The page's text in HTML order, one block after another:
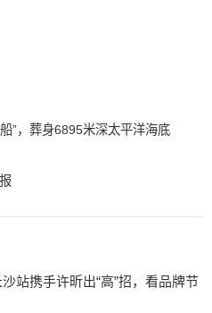
”，葬身6895米深太平洋海底
站携手许昕出“高”招，看品牌节